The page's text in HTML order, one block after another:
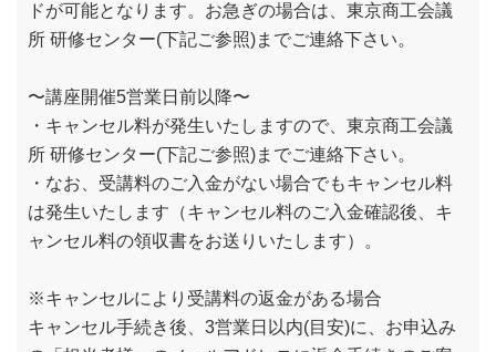
ドが可能となります。お急ぎの場合は、東京商工会議
所 研修センター(下記ご参照)までご連絡下さい。
〜講座開催5営業日前以降〜
・キャンセル料が発生いたしますので、東京商工会議
所 研修センター(下記ご参照)までご連絡下さい。
・なお、受講料のご入金がない場合でもキャンセル料
は発生いたします（キャンセル料のご入金確認後、キ
ャンセル料の領収書をお送りいたします）。
※キャンセルにより受講料の返金がある場合
キャンセル手続き後、3営業日以内(目安)に、お申込み